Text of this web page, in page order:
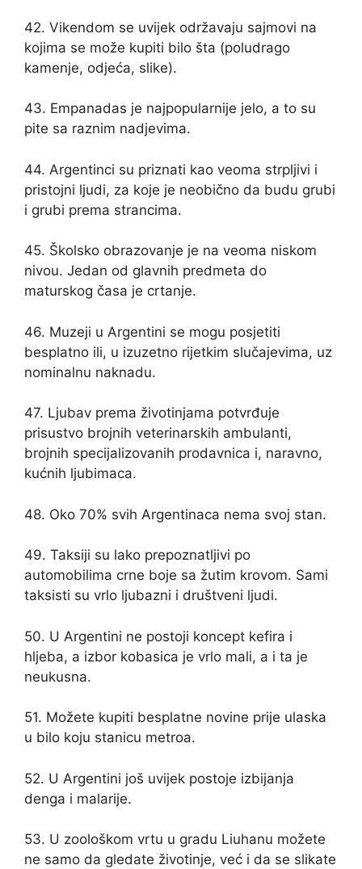
42. Vikendom se uvijek održavaju sajmovi na
kojima se može kupiti bilo šta (poludrago
kamenje, odjeća, slike).
43. Empanadas je najpopularnije jelo, a to su
pite sa raznim nadjevima.
44. Argentinci su priznati kao veoma strpljivi i
pristojni ljudi, za koje je neobično da budu grubi
i grubi prema strancima.
45. Školsko obrazovanje je na veoma niskom
nivou. Jedan od glavnih predmeta do
maturskog časa je crtanje.
46. Muzeji u Argentini se mogu posjetiti
besplatno ili, u izuzetno rijetkim slučajevima, uz
nominalnu naknadu.
47. Ljubav prema životinjama potvrđuje
prisustvo brojnih veterinarskih ambulanti,
brojnih specijalizovanih prodavnica i, naravno,
kućnih ljubimaca.
48. Oko 70% svih Argentinaca nema svoj stan.
49. Taksiji su lako prepoznatljivi po
automobilima crne boje sa žutim krovom. Sami
taksisti su vrlo ljubazni i društveni ljudi.
50. U Argentini ne postoji koncept kefira i
hljeba, a izbor kobasica je vrlo mali, a i ta je
neukusna.
51. Možete kupiti besplatne novine prije ulaska
u bilo koju stanicu metroa.
52. U Argentini još uvijek postoje izbijanja
denga i malarije.
53. U zoološkom vrtu u gradu Liuhanu možete
ne samo da gledate životinje, već i da se slikate